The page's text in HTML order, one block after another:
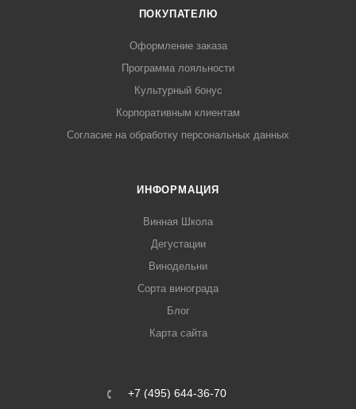
ПОКУПАТЕЛЮ
Оформление заказа
Программа лояльности
Культурный бонус
Корпоративным клиентам
Согласие на обработку персональных данных
ИНФОРМАЦИЯ
Винная Школа
Дегустации
Винодельни
Сорта винограда
Блог
Карта сайта
+7 (495) 644-36-70